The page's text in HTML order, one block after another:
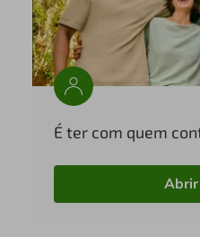
É ter com quem